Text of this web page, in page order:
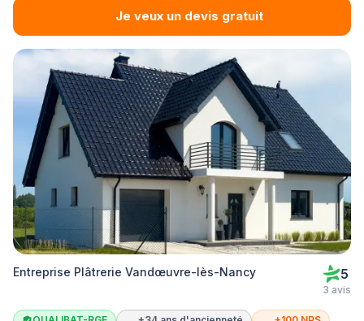
Je veux un devis gratuit
Entreprise Plâtrerie Vandœuvre-lès-Nancy 5
3 avis